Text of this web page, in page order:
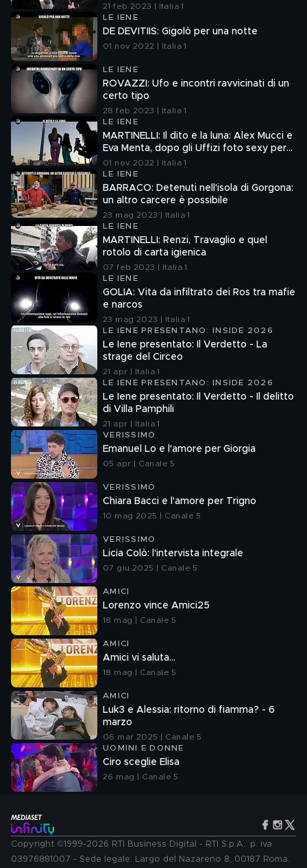
21 feb 2023 | Italia 1
LE IENE
DE DEVITIIS: Gigolò per una notte
01 nov 2022 | Italia 1
LE IENE
ROVAZZI: Ufo e incontri ravvicinati di un
certo tipo
28 feb 2023 | Italia 1
LE IENE
MARTINELLI: Il dito e la luna: Alex Mucci e
Eva Menta, dopo gli Uffizi foto sexy per
tre emergenze
01 nov 2022 | Italia 1
LE IENE
BARRACO: Detenuti nell'isola di Gorgona:
un altro carcere è possibile
23 mag 2023 | Italia 1
LE IENE
MARTINELLI: Renzi, Travaglio e quel
rotolo di carta igienica
07 feb 2023 | Italia 1
LE IENE
GOLIA: Vita da infiltrato dei Ros tra mafie
e narcos
23 mag 2023 | Italia 1
LE IENE PRESENTANO: INSIDE 2026
Le Iene presentato: Il Verdetto - La
strage del Circeo
21 apr | Italia 1
LE IENE PRESENTANO: INSIDE 2026
Le Iene presentato: Il Verdetto - Il delitto
di Villa Pamphili
21 apr | Italia 1
VERISSIMO
Emanuel Lo e l'amore per Giorgia
05 apr | Canale 5
VERISSIMO
Chiara Bacci e l'amore per Trigno
10 mag 2025 | Canale 5
VERISSIMO
Licia Colò: l'intervista integrale
07 giu 2025 | Canale 5
AMICI
Lorenzo vince Amici25
18 mag | Canale 5
AMICI
Amici vi saluta...
18 mag | Canale 5
AMICI
Luk3 e Alessia: ritorno di fiamma? - 6
marzo
06 mar 2025 | Canale 5
UOMINI E DONNE
Ciro sceglie Elisa
26 mag | Canale 5
Copyright ©1999-2026 RTI Business Digital - RTI S.p.A.: p. iva
03976881007 - Sede legale: Largo del Nazareno 8, 00187 Roma.